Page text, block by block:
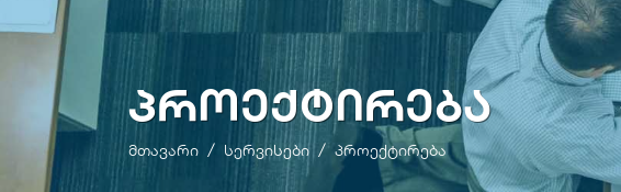
ᲞᲠᲝᲔᲥᲢᲘᲠᲔᲑᲐ
მთავარი სერვისები პროექტირება